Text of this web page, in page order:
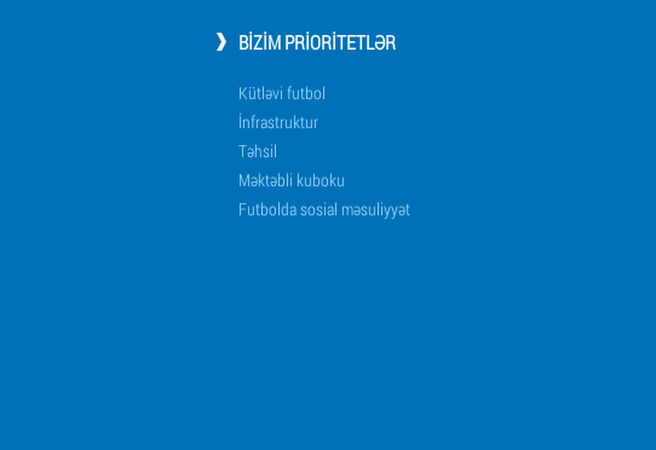
BIZIM PRIORITETLƏR
Kütləvi futbol
İnfrastruktur
Təhsil
Məktəbli kuboku
Futbolda sosial məsuliyyət